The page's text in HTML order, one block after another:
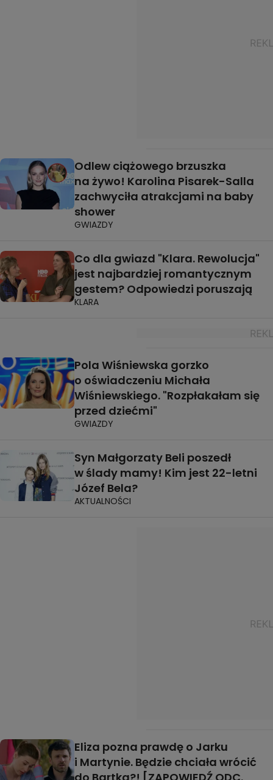
Odlew ciążowego brzuszka
na żywo! Karolina Pisarek-Salla
zachwyciła atrakcjami na baby
shower
GWIAZDY
Co dla gwiazd "Klara. Rewolucja"
jest najbardziej romantycznym
gestem? Odpowiedzi poruszają
KLARA
Pola Wiśniewska gorzko
o oświadczeniu Michała
Wiśniewskiego. "Rozpłakałam się
przed dziećmi"
GWIAZDY
Syn Małgorzaty Beli poszedł
w ślady mamy! Kim jest 22-letni
Józef Bela?
AKTUALNOŚCI
Eliza pozna prawdę o Jarku
i Martynie. Będzie chciała wrócić